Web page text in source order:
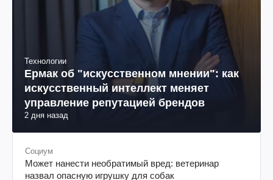
Технологии
Ермак об "искусственном мнении": как
искусственный интеллект меняет
управление репутацией брендов
Социум
Может нанести необратимый вред: ветеринар